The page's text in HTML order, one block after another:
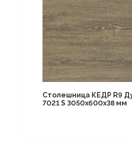
Столешница КЕДР R9
7021 S 3050х600х38 мм